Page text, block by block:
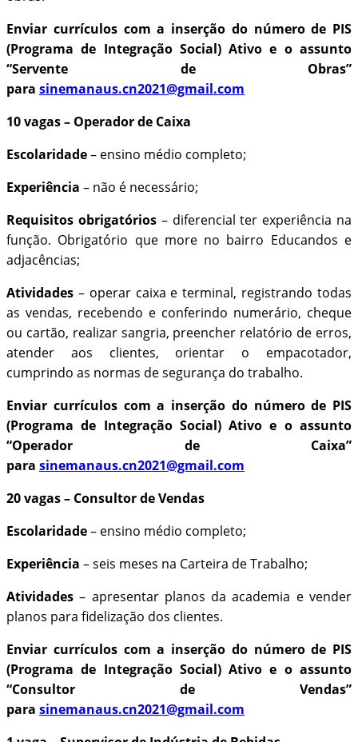
Enviar currículos com a inserção do número de PIS
(Programa de Integração Social) Ativo e o assunto
“Servente de Obras”
para sinemanaus.cn2021@gmail.com
10 vagas – Operador de Caixa
Escolaridade– ensino médio completo;
Experiência – não é necessário;
Requisitos obrigatórios– diferencial ter experiência na
função. Obrigatório que more no bairro Educandos e
adjacências;
Atividades – operar caixa e terminal, registrando todas
as vendas, recebendo e conferindo numerário, cheque
ou cartão, realizar sangria, preencher relatório de erros,
atender aos clientes, orientar o empacotador,
cumprindo as normas de segurança do trabalho.
Enviar currículos com a inserção do número de PIS
(Programa de Integração Social) Ativo e o assunto
“Operador de Caixa”
para sinemanaus.cn2021@gmail.com
20 vagas – Consultor de Vendas
Escolaridade– ensino médio completo;
Experiência – seis meses na Carteira de Trabalho;
Atividades – apresentar planos da academia e vender
planos para fidelização dos clientes.
Enviar currículos com a inserção do número de PIS
(Programa de Integração Social) Ativo e o assunto
“Consultor de Vendas”
para sinemanaus.cn2021@gmail.com